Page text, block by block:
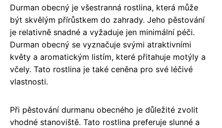
Durman obecný je všestranná rostlina, která může
být skvělým přírůstkem do zahrady. Jeho pěstování
je relativně snadné a vyžaduje jen minimální péči.
Durman obecný se vyznačuje svými atraktivními
květy a aromatickým listím, které přitahuje motýly a
včely. Tato rostlina je také ceněna pro své léčivé
vlastnosti.
Při pěstování durmanu obecného je důležité zvolit
vhodné stanoviště. Tato rostlina preferuje slunné a